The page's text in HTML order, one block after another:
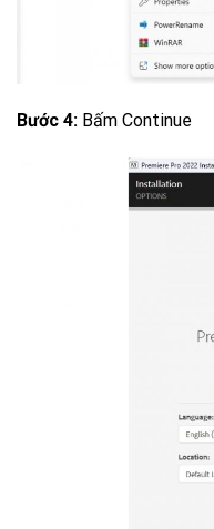
Bước 4: Bấm Continue